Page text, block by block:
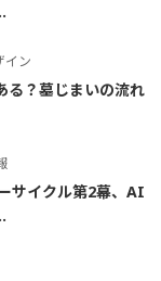
イン
る？墓じまいの流れ
サイクル第2幕、AI